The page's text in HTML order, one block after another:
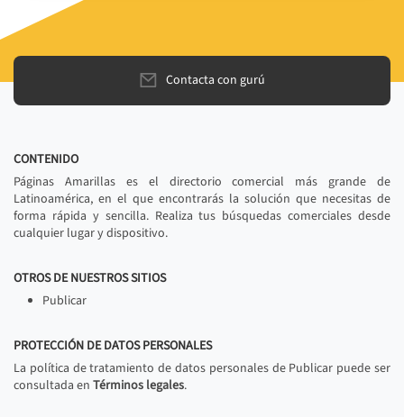
Contacta con gurú
CONTENIDO
Páginas Amarillas es el directorio comercial más grande de
Latinoamérica, en el que encontrarás la solución que necesitas de
forma rápida y sencilla. Realiza tus búsquedas comerciales desde
cualquier lugar y dispositivo.
OTROS DE NUESTROS SITIOS
Publicar
PROTECCIÓN DE DATOS PERSONALES
La política de tratamiento de datos personales de Publicar puede ser
consultada en Términos legales.